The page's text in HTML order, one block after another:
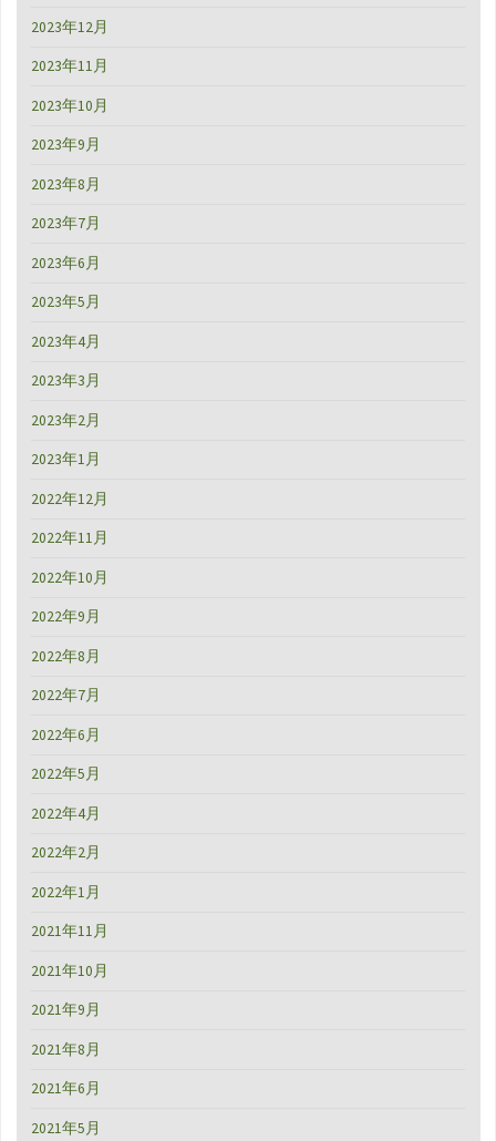
2023年12月
2023年11月
2023年10月
2023年9月
2023年8月
2023年7月
2023年6月
2023年5月
2023年4月
2023年3月
2023年2月
2023年1月
2022年12月
2022年11月
2022年10月
2022年9月
2022年8月
2022年7月
2022年6月
2022年5月
2022年4月
2022年2月
2022年1月
2021年11月
2021年10月
2021年9月
2021年8月
2021年6月
2021年5月